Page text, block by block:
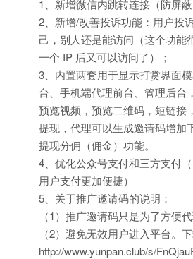
1、新增微信内跳转连接（防屏蔽
2、新增/改善投诉功能：用户投
己，别人还是能访问（这个功能
一个 IP 后又可以访问了）；
3、内置两套用于显示打赏界面
台、手机端代理前台、管理后台
预览视频，预览二维码，短链接
提现，代理可以生成邀请码增加
提现分佣（佣金）功能。
4、优化公众号支付和三方支付
用户支付更加便捷）
5、关于推广邀请码的说明：
（1）推广邀请码只是为了方便
（2）避免无效用户进入平台。
http://www.yunpan.club/s/